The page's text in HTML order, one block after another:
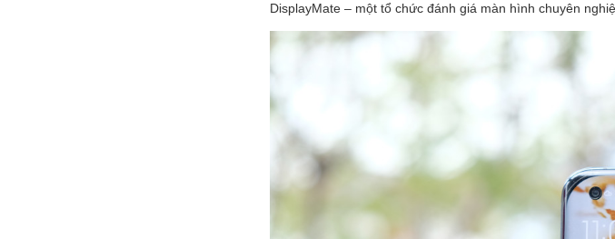
DisplayMate – một tổ chức đánh giá màn hình chuyên